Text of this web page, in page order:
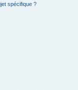
spécifique ?